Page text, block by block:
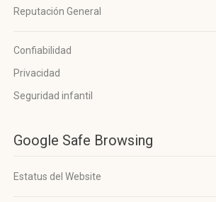
Reputación General
Confiabilidad
Privacidad
Seguridad infantil
Google Safe Browsing
Estatus del Website